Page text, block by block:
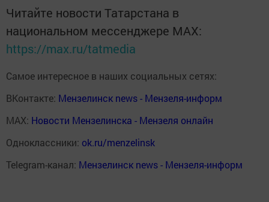
Читайте новости Татарстана в
национальном мессенджере MАХ:
https://max.ru/tatmedia
Самое интересное в наших социальных сетях:
ВКонтакте: Мензелинск news - Мензеля-информ
MAX: Новости Мензелинска - Мензеля онлайн
Одноклассники: ok.ru/menzelinsk
Telegram-канал: Мензелинск news - Мензеля-информ